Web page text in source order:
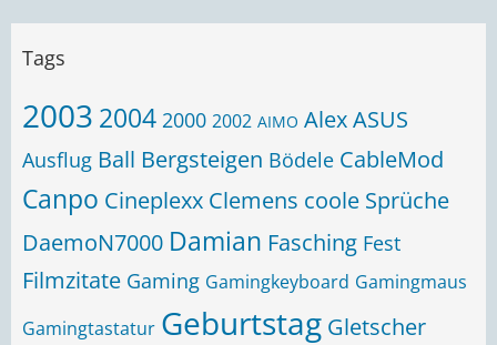
Tags
2003 2004 2000 2002 AIMO AlexASUS
Ausflug Ball Bergsteigen Bödele CableMod
Canpo Cineplexx Clemens coole Sprüche
DaemoN7000 Damian Fasching Fest
Filmzitate Gaming Gamingkeyboard Gamingmaus
Gamingtastatur Geburtstag Gletscher